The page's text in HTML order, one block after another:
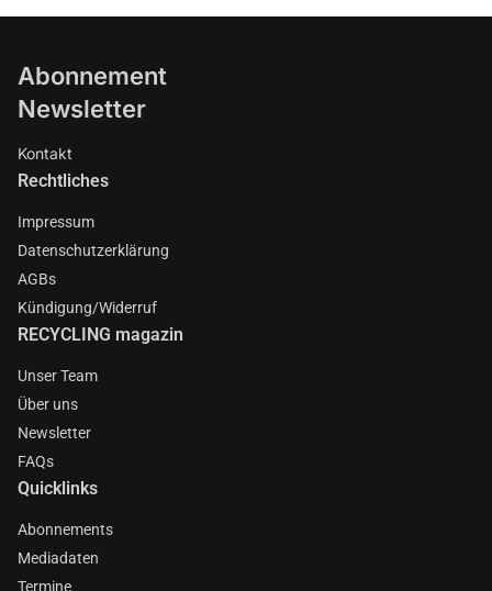
Abonnement
Newsletter
Kontakt
Rechtliches
Impressum
Datenschutzerklärung
AGBs
Kündigung/Widerruf
RECYCLING magazin
Unser Team
Über uns
Newsletter
FAQs
Quicklinks
Abonnements
Mediadaten
Termine